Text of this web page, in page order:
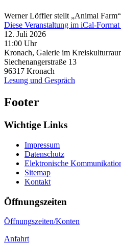
Werner Löffler stellt „Animal
Diese Veranstaltung im iCal-Format
12. Juli 2026
11:00 Uhr
Kronach, Galerie im
Siechenangerstraße 13
96317 Kronach
Lesung und Gespräch
Footer
Wichtige Links
Impressum
Datenschutz
Elektronische
Sitemap
Kontakt
Öffnungszeiten
Öffnungszeiten/Konten
Anfahrt